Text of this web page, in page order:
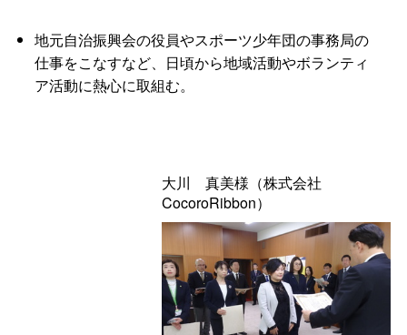
地元自治振興会の役員やスポーツ少年団の事務局の
仕事をこなすなど、日頃から地域活動やボランティ
ア活動に熱心に取組む。
大川 真美様（株式会社
CocoroRibbon）